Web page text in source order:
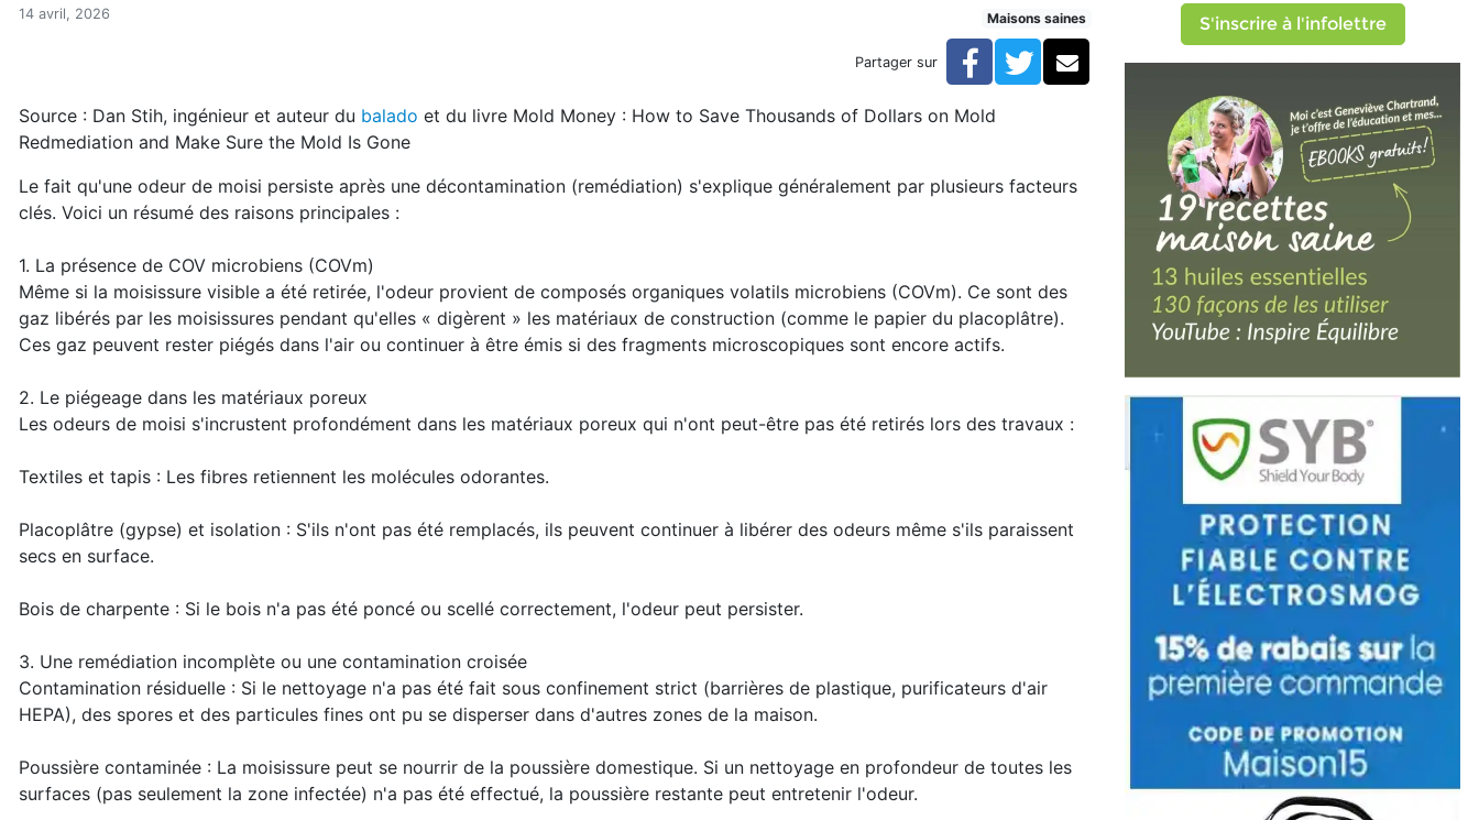
Accueil
Cette odeur persistante de moisi après une remédiation
Cette odeur persistante de moisi après une remédiation
14 avril, 2026 Maisons saines
Partager sur Facebook
TwitterCourriel
Source : Dan Stih, ingénieur et auteur du balado et du livre Mold Money : How to Save Thousands of Dollars on Mold
Redmediation and Make Sure the Mold Is Gone
Le fait qu'une odeur de moisi persiste après une décontamination (remédiation) s'explique généralement par plusieurs facteurs
clés. Voici un résumé des raisons principales :
1. La présence de COV microbiens (COVm)
Même si la moisissure visible a été retirée, l'odeur provient de composés organiques volatils microbiens (COVm). Ce sont des
gaz libérés par les moisissures pendant qu'elles « digèrent » les matériaux de construction (comme le papier du placoplâtre).
Ces gaz peuvent rester piégés dans l'air ou continuer à être émis si des fragments microscopiques sont encore actifs.
2. Le piégeage dans les matériaux poreux
Les odeurs de moisi s'incrustent profondément dans les matériaux poreux qui n'ont peut-être pas été retirés lors des travaux :
Textiles et tapis : Les fibres retiennent les molécules odorantes.
Placoplâtre (gypse) et isolation : S'ils n'ont pas été remplacés, ils peuvent continuer à libérer des odeurs même s'ils paraissent
secs en surface.
Bois de charpente : Si le bois n'a pas été poncé ou scellé correctement, l'odeur peut persister.
3. Une remédiation incomplète ou une contamination croisée
Contamination résiduelle : Si le nettoyage n'a pas été fait sous confinement strict (barrières de plastique, purificateurs d'air
HEPA), des spores et des particules fines ont pu se disperser dans d'autres zones de la maison.
Poussière contaminée : La moisissure peut se nourrir de la poussière domestique. Si un nettoyage en profondeur de toutes les
surfaces (pas seulement la zone infectée) n'a pas été effectué, la poussière restante peut entretenir l'odeur.
S'inscrire à l'infolettre